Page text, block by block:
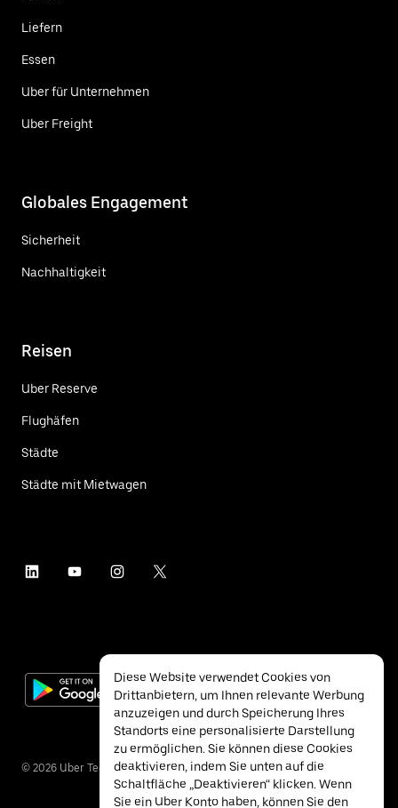
Liefern
Essen
Uber für Unternehmen
Uber Freight
Globales Engagement
Sicherheit
Nachhaltigkeit
Reisen
Uber Reserve
Flughäfen
Städte
Städte mit Mietwagen
© 2026 Uber Technologies Inc.
Diese Website verwendet Cookies von
Drittanbietern, um Ihnen relevante Werbung
anzuzeigen und durch Speicherung Ihres
Standorts eine personalisierte Darstellung
zu ermöglichen. Sie können diese Cookies
deaktivieren, indem Sie unten auf die
Schaltfläche „Deaktivieren“ klicken. Wenn
Sie ein Uber Konto haben, können Sie den